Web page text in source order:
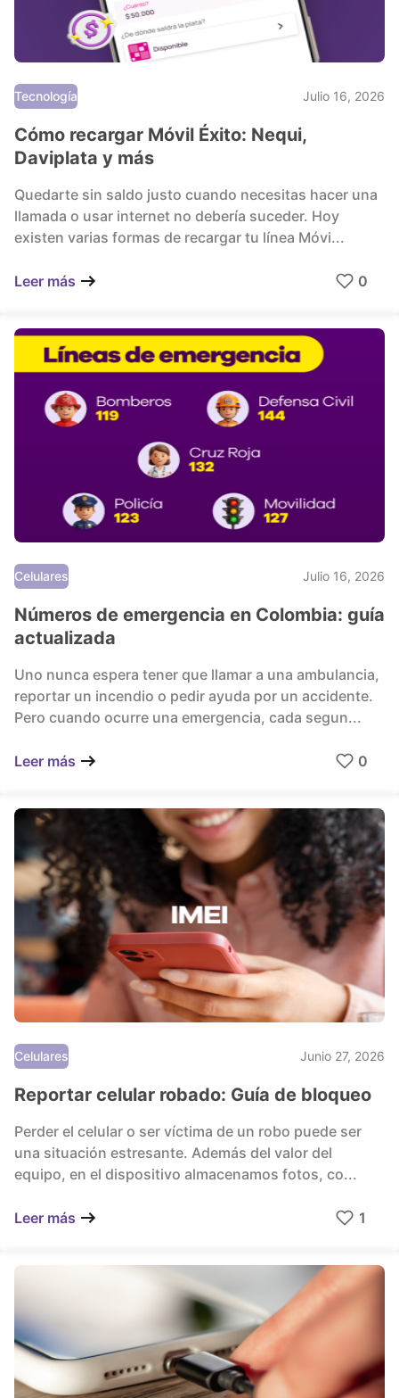
Tecnología Julio 16, 2026
Cómo recargar Móvil Éxito: Nequi,
Daviplata y más
Quedarte sin saldo justo cuando necesitas hacer una
llamada o usar internet no debería suceder. Hoy
existen varias formas de recargar tu línea Móvi...
Leer más 0
Celulares Julio 16, 2026
Números de emergencia en Colombia: guía
actualizada
Uno nunca espera tener que llamar a una ambulancia,
reportar un incendio o pedir ayuda por un accidente.
Pero cuando ocurre una emergencia, cada segun...
Leer más 0
Celulares Junio 27, 2026
Reportar celular robado: Guía de bloqueo
Perder el celular o ser víctima de un robo puede ser
una situación estresante. Además del valor del
equipo, en el dispositivo almacenamos fotos, co...
Leer más 1